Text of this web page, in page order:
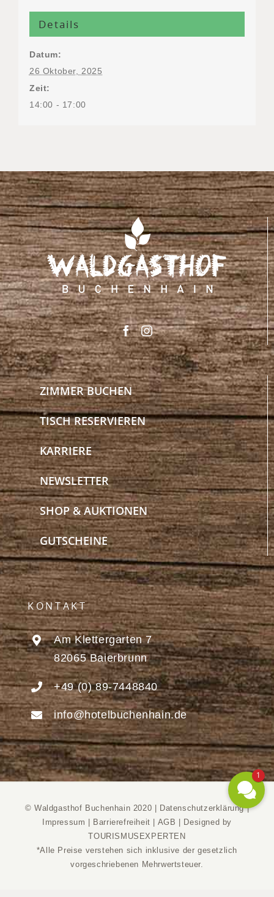
Details
Datum:
26 Oktober, 2025
Zeit:
14:00 - 17:00
ZIMMER BUCHEN
TISCH RESERVIEREN
KARRIERE
NEWSLETTER
SHOP & AUKTIONEN
GUTSCHEINE
KONTAKT
Am Klettergarten 7
82065 Baierbrunn
+49 (0) 89-7448840
info@hotelbuchenhain.de
© Waldgasthof Buchenhain 2020 | Datenschutzerklärung|
Impressum
Barrierefreiheit AGB
Designed by
TOURISMUSEXPERTEN
*Alle Preise verstehen sich inklusive der gesetzlich
vorgeschriebenen Mehrwertsteuer.
1